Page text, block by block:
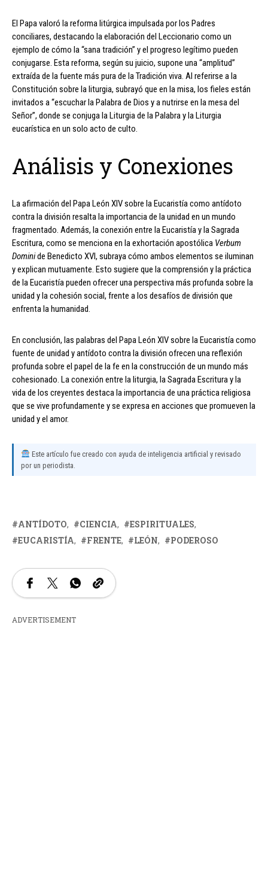
El Papa valoró la reforma litúrgica impulsada por los Padres
conciliares, destacando la elaboración del Leccionario como un
ejemplo de cómo la “sana tradición” y el progreso legítimo pueden
conjugarse. Esta reforma, según su juicio, supone una “amplitud”
extraída de la fuente más pura de la Tradición viva. Al referirse a la
Constitución sobre la liturgia, subrayó que en la misa, los fieles están
invitados a “escuchar la Palabra de Dios y a nutrirse en la mesa del
Señor”, donde se conjuga la Liturgia de la Palabra y la Liturgia
eucarística en un solo acto de culto.
Análisis y Conexiones
La afirmación del Papa León XIV sobre la Eucaristía como antídoto
contra la división resalta la importancia de la unidad en un mundo
fragmentado. Además, la conexión entre la Eucaristía y la Sagrada
Escritura, como se menciona en la exhortación apostólica Verbum
Dominide Benedicto XVI, subraya cómo ambos elementos se iluminan
y explican mutuamente. Esto sugiere que la comprensión y la práctica
de la Eucaristía pueden ofrecer una perspectiva más profunda sobre la
unidad y la cohesión social, frente a los desafíos de división que
enfrenta la humanidad.
En conclusión, las palabras del Papa León XIV sobre la Eucaristía como
fuente de unidad y antídoto contra la división ofrecen una reflexión
profunda sobre el papel de la fe en la construcción de un mundo más
cohesionado. La conexión entre la liturgia, la Sagrada Escritura y la
vida de los creyentes destaca la importancia de una práctica religiosa
que se vive profundamente y se expresa en acciones que promueven la
unidad y el amor.
Este artículo fue creado con ayuda de inteligencia artificial y revisado
por un periodista.
ANTÍDOTO CIENCIA
ESPIRITUALES
EUCARISTÍA
FRENTE LEÓN PODEROSO
ADVERTISEMENT